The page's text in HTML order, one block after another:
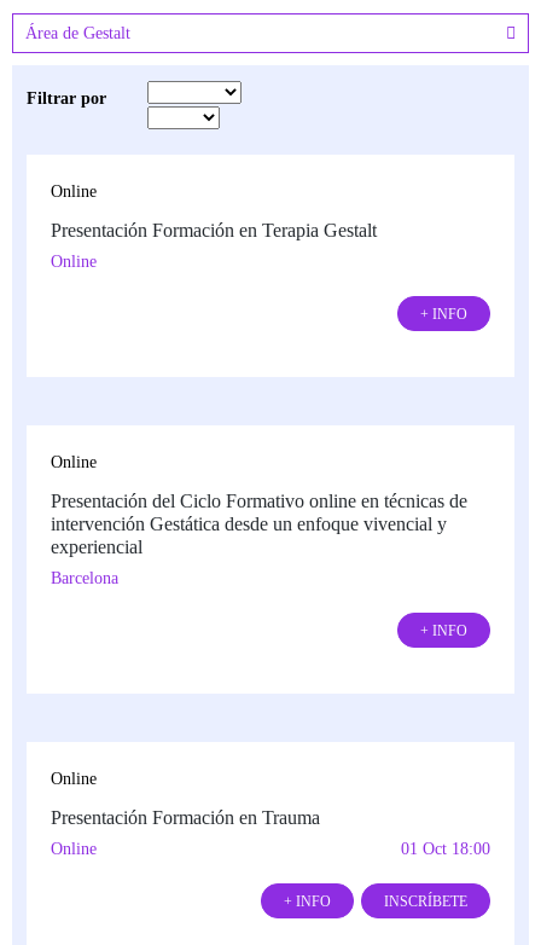
ÁREA DE PEDAGOGÍA SISTÉMICA
ÁREA DE INTERVENCIÓN ESTRATÉGICA
ÁREA ONLINE
Área de Gestalt
Filtrar por
Online
Presentación Formación en Terapia Gestalt
Online
+ INFO
Online
Presentación del Ciclo Formativo online en técnicas de
intervención Gestática desde un enfoque vivencial y
experiencial
Barcelona
+ INFO
Online
Presentación Formación en Trauma
Online 01 Oct 18:00
+ INFO INSCRÍBETE